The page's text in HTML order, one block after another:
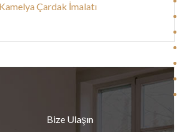
Kamelya Çardak İmalatı
Bize Ulaşın